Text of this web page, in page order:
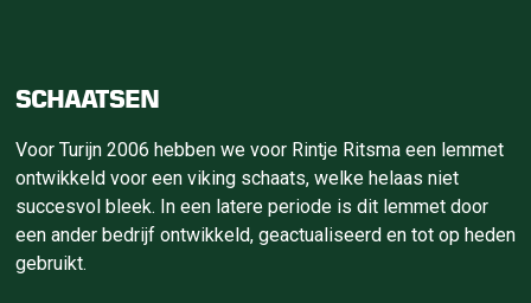
SCHAATSEN
Voor Turijn 2006 hebben we voor Rintje Ritsma een lemmet
ontwikkeld voor een viking schaats, welke helaas niet
succesvol bleek. In een latere periode is dit lemmet door
een ander bedrijf ontwikkeld, geactualiseerd en tot op heden
gebruikt.